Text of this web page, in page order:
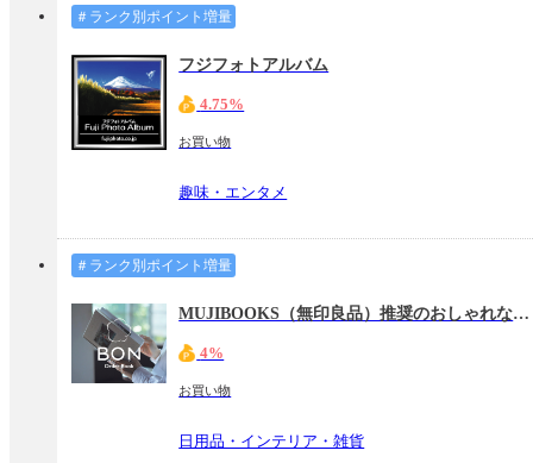
＃ランク別ポイント増量
フジフォトアルバム
4.75%
お買い物
趣味・エンタメ
＃ランク別ポイント増量
MUJIBOOKS（無印良品）推奨のおしゃれなフォトブック『BON』
4%
お買い物
日用品・インテリア・雑貨